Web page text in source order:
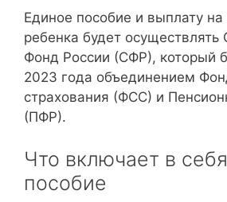
Единое пособие и выплату на
ребенка будет
Фонд России (СФР), который
2023 года объединением
страхования (ФСС) и
(ПФР).
Что включает в
пособие